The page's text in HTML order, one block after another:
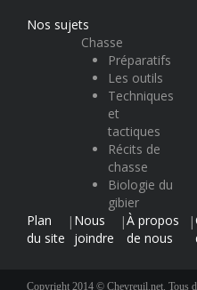
Nos sujets
Chasse
Préparatifs
Les outils
Techniques
et
tactiques
Récits de
chasse
Biologie du
gibier
Plan
du site
| Nous
joindre
|À propos
de nous
|
Copyright 2014 © Chevreuil.net. Tous